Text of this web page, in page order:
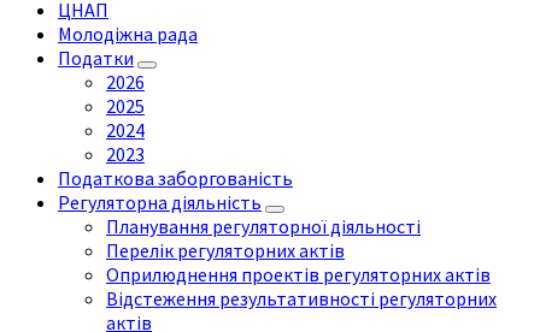
ЦНАП
Молодіжна рада
Податки
2026
2025
2024
2023
Податкова заборгованість
Регуляторна діяльність
Планування регуляторної діяльності
Перелік регуляторних актів
Оприлюднення проектів регуляторних актів
Відстеження результативності регуляторних
актів